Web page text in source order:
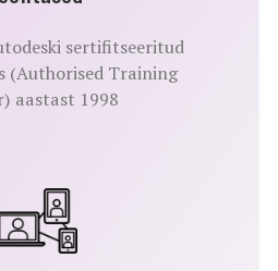
sertifitseeritud
(Authorised Training
aastast 1998